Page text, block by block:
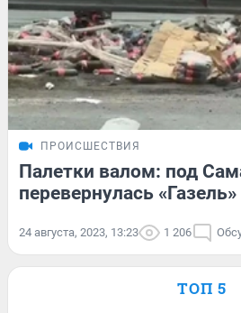
ПРОИСШЕСТВИЯ
Палетки валом: под
перевернулась
24 августа, 2023, 13:23 1 206
ТОП 5